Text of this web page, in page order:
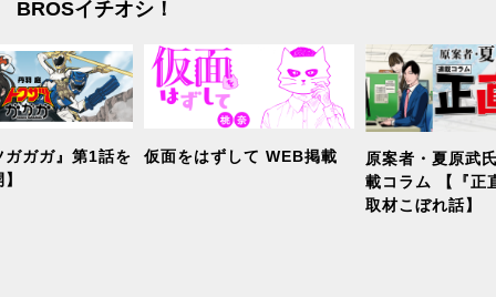
BROSイチオシ！
ガガガ』第1話を
仮面をはずして WEB掲載
原案者・夏原武
載コラム 【『正
取材こぼれ話】